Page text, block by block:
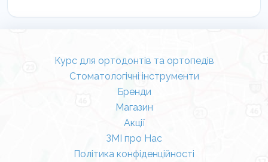
Курс для ортодонтів та ортопедів
Стоматологічні інструменти
Бренди
Магазин
Акції
ЗМІ про Нас
Політика конфіденційності